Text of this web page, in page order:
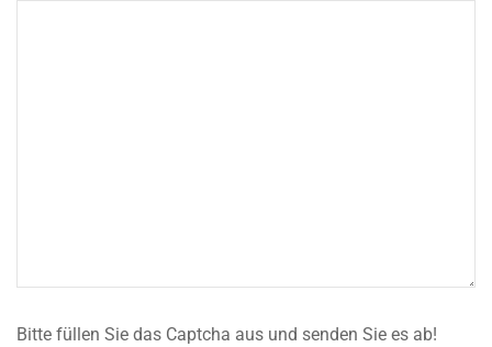
Bitte füllen Sie das Captcha aus und senden Sie es ab!